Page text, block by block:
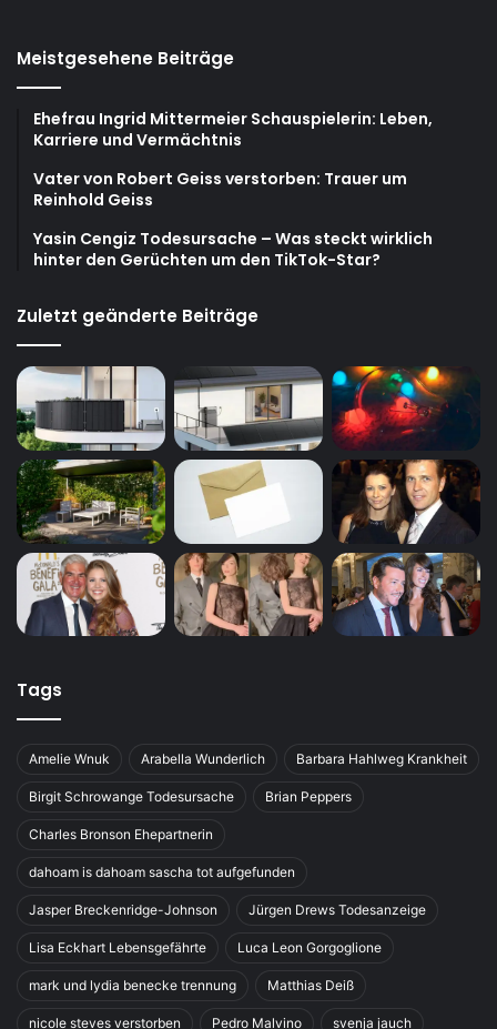
Meistgesehene Beiträge
Ehefrau Ingrid Mittermeier Schauspielerin: Leben,
Karriere und Vermächtnis
Vater von Robert Geiss verstorben: Trauer um
Reinhold Geiss
Yasin Cengiz Todesursache – Was steckt wirklich
hinter den Gerüchten um den TikTok-Star?
Zuletzt geänderte Beiträge
Tags
Amelie Wnuk Arabella Wunderlich Barbara Hahlweg Krankheit
Birgit Schrowange Todesursache Brian Peppers
Charles Bronson Ehepartnerin
dahoam is dahoam sascha tot aufgefunden
Jasper Breckenridge-Johnson Jürgen Drews Todesanzeige
Lisa Eckhart Lebensgefährte Luca Leon Gorgoglione
mark und lydia benecke trennung Matthias Deiß
nicole steves verstorben Pedro Malvino svenja jauch